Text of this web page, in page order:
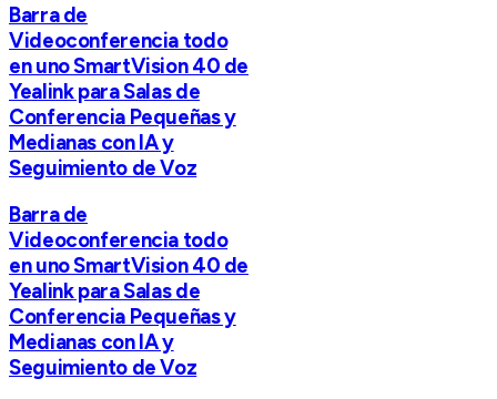
Barra de
Videoconferencia todo
en uno SmartVision 40 de
Yealink para Salas de
Conferencia Pequeñas y
Medianas con IA y
Seguimiento de Voz
Barra de
Videoconferencia todo
en uno SmartVision 40 de
Yealink para Salas de
Conferencia Pequeñas y
Medianas con IA y
Seguimiento de Voz